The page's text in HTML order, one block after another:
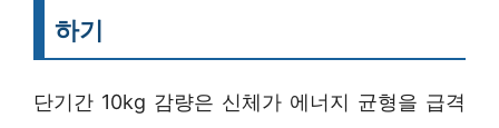
하기
단기간 10kg 감량은 신체가 에너지 균형을 급격